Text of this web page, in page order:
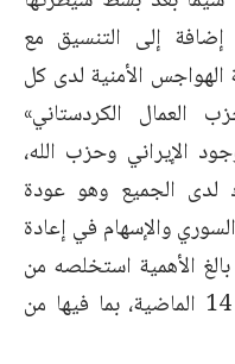
إلى التنسيق ‏مع
الهواجس الأمنية لدى كل
‏العمال الكردستاني»
الإيراني وحزب الله،
لدى الجميع وهو عودة
والإسهام في إعادة
الأهمية استخلصه من
تجارب المنطقة خلال الأعوام الـ 14 الماضية، ‏بما فيها من